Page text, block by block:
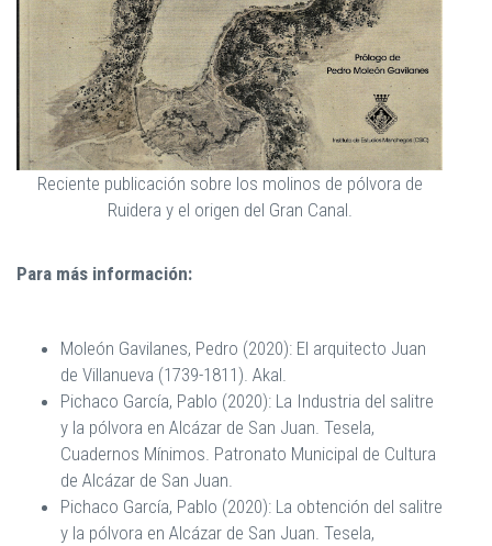
Reciente publicación sobre los molinos de pólvora de
Ruidera y el origen del Gran Canal.
Para más información:
Moleón Gavilanes, Pedro (2020): El arquitecto Juan
de Villanueva (1739-1811). Akal.
Pichaco García, Pablo (2020): La Industria del salitre
y la pólvora en Alcázar de San Juan. Tesela,
Cuadernos Mínimos. Patronato Municipal de Cultura
de Alcázar de San Juan.
Pichaco García, Pablo (2020): La obtención del salitre
y la pólvora en Alcázar de San Juan. Tesela,